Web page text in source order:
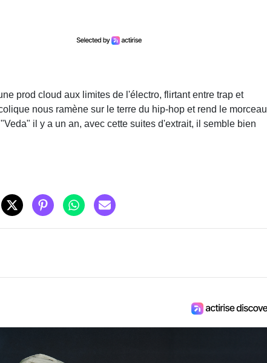
prod cloud aux limites de l'électro, flirtant entre trap et
nous ramène sur le terre du hip-hop et rend le morceau
il y a un an, avec cette suites d'extrait, il semble bien